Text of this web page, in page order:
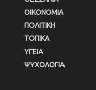
ΟΙΚΟΝΟΜΙΑ
ΠΟΛΙΤΙΚΗ
ΤΟΠΙΚΑ
ΥΓΕΙΑ
ΨΥΧΟΛΟΓΙΑ